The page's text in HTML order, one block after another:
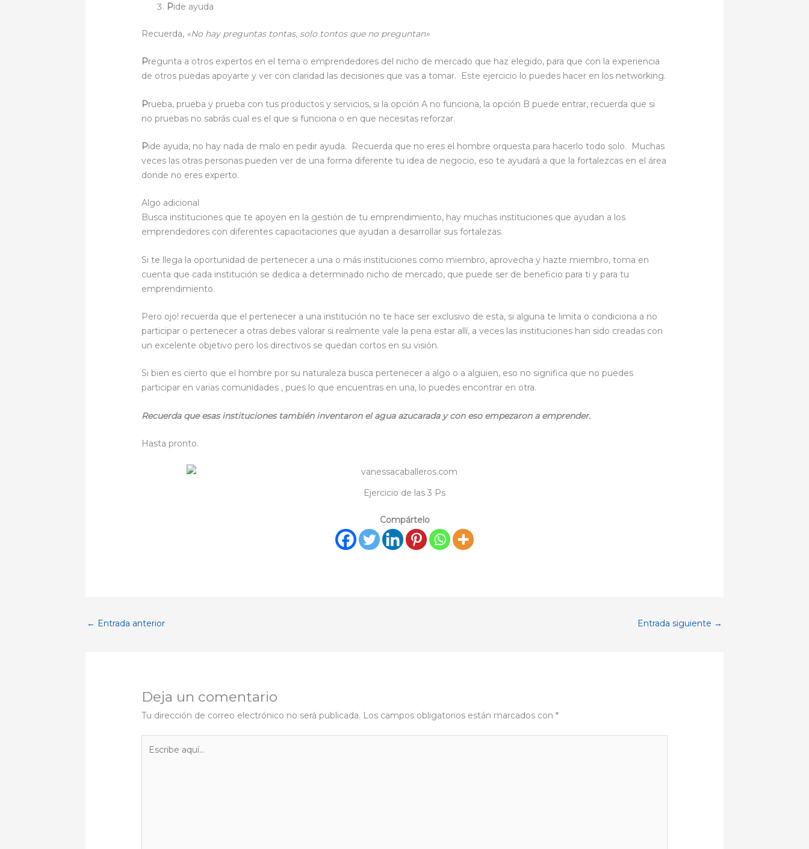
Pide ayuda
Recuerda, «No hay preguntas tontas, solo tontos que no preguntan»
Pregunta a otros expertos en el tema o emprendedores del nicho de mercado que haz elegido, para que con la experiencia
de otros puedas apoyarte y ver con claridad las decisiones que vas a tomar. Este ejercicio lo puedes hacer en los networking.
Prueba, prueba y prueba con tus productos y servicios, si la opción A no funciona, la opción B puede entrar, recuerda que si
no pruebas no sabrás cual es el que si funciona o en que necesitas reforzar.
Pide ayuda, no hay nada de malo en pedir ayuda. Recuerda que no eres el hombre orquesta para hacerlo todo solo. Muchas
veces las otras personas pueden ver de una forma diferente tu idea de negocio, eso te ayudará a que la fortalezcas en el área
donde no eres experto.
Algo adicional
Busca instituciones que te apoyen en la gestión de tu emprendimiento, hay muchas instituciones que ayudan a los
emprendedores con diferentes capacitaciones que ayudan a desarrollar sus fortalezas.
Si te llega la oportunidad de pertenecer a una o más instituciones como miembro, aprovecha y hazte miembro, toma en
cuenta que cada institución se dedica a determinado nicho de mercado, que puede ser de beneficio para ti y para tu
emprendimiento.
Pero ojo! recuerda que el pertenecer a una institución no te hace ser exclusivo de esta, si alguna te limita o condiciona a no
participar o pertenecer a otras debes valorar si realmente vale la pena estar allí, a veces las instituciones han sido creadas con
un excelente objetivo pero los directivos se quedan cortos en su visión.
Si bien es cierto que el hombre por su naturaleza busca pertenecer a algo o a alguien, eso no significa que no puedes
participar en varias comunidades , pues lo que encuentras en una, lo puedes encontrar en otra.
Recuerda que esas instituciones también inventaron el agua azucarada y con eso empezaron a emprender.
Hasta pronto.
Ejercicio de las 3 Ps
Compártelo
← Entrada anterior Entrada siguiente →
Deja un comentario
Tu dirección de correo electrónico no será publicada. Los campos obligatorios están marcados con*